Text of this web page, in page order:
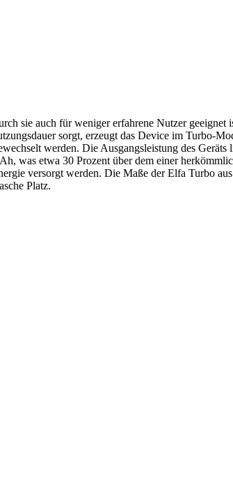
auch für weniger erfahrene Nutzer geeignet
sorgt, erzeugt das Device im Turbo-
werden. Die Ausgangsleistung des
was etwa 30 Prozent über dem einer
versorgt werden. Die Maße der Elfa Turbo
Platz.